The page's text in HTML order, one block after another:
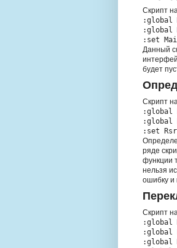
Скрипт
:global
:global
:set
Данный
будет
Скрипт
:global
:global
:set
ряде
функции
нельзя
ошибку и
Скрипт
:global
:global
:global